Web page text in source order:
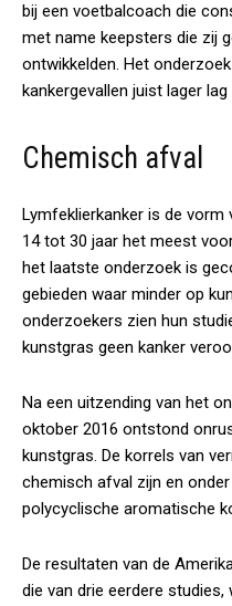
bij een voetbalcoach die
met name keepsters die zij
ontwikkelden. Het
kankergevallen juist lager
Chemisch afval
Lymfeklierkanker is de vorm
14 tot 30 jaar het meest
het laatste onderzoek is
gebieden waar minder op
onderzoekers zien hun
kunstgras geen kanker
Na een uitzending van het
oktober 2016 ontstond
kunstgras. De korrels van
chemisch afval zijn en onder
polycyclische aromatische
De resultaten van de
die van drie eerdere